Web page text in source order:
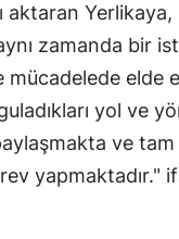
aktaran
zamanda bir
mücadelede elde
yol ve
ve
yapmaktadır."